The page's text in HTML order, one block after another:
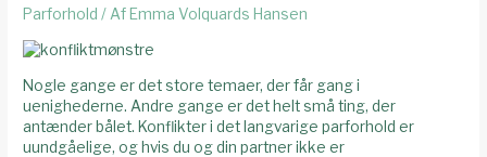
Parforhold / Af Emma Volquards Hansen
Nogle gange er det store temaer, der får gang i
uenighederne. Andre gange er det helt små ting, der
antænder bålet. Konflikter i det langvarige parforhold er
uundgåelige, og hvis du og din partner ikke er